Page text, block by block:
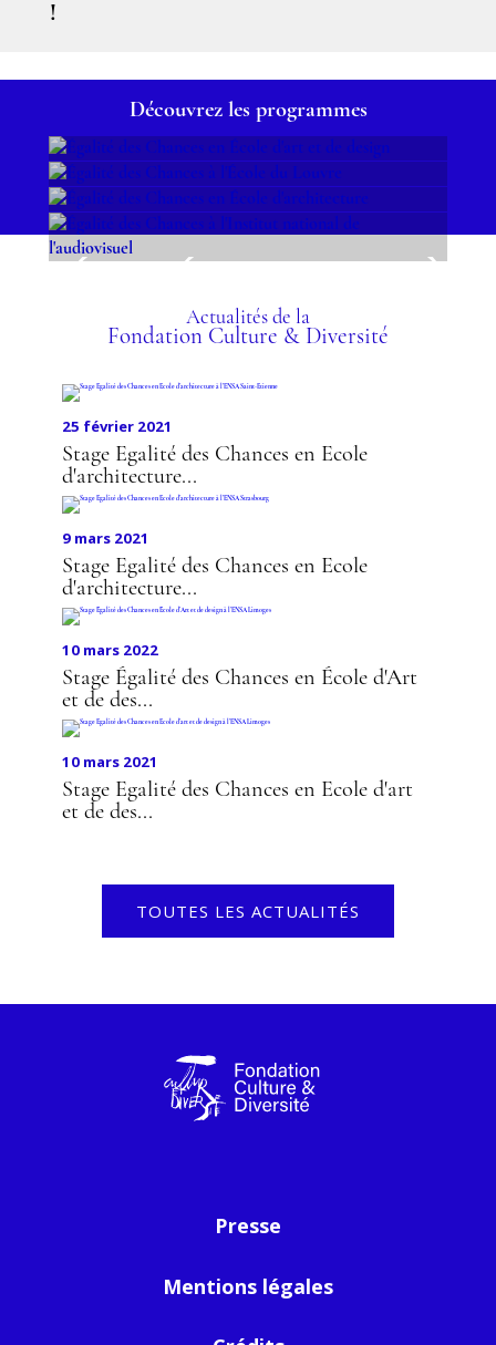
!
Découvrez les programmes
ÉGALITÉ DES CHANCES
EN ÉCOLE D'ART ET DE
DESIGN
ÉGALITÉ DES CHANCES À
L'ÉCOLE DU LOUVRE
ÉGALITÉ DES CHANCES
EN ÉCOLE
D'ARCHITECTURE
ÉGALITÉ DES CHANCES À
L'INSTITUT NATIONAL DE
L'AUDIOVISUEL
Actualités de la
Fondation Culture & Diversité
25 février 2021
Stage Egalité des Chances en Ecole
d'architecture...
9 mars 2021
Stage Egalité des Chances en Ecole
d'architecture...
10 mars 2022
Stage Égalité des Chances en École d'Art
et de des...
10 mars 2021
Stage Egalité des Chances en Ecole d'art
et de des...
TOUTES LES ACTUALITÉS
Presse
Mentions légales